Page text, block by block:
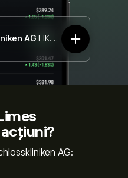
AG LIK.DE
acțiuni?
AG: